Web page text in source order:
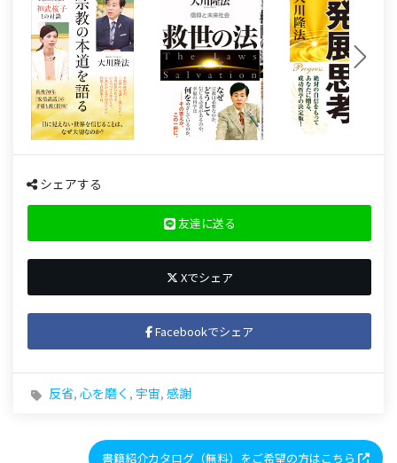
シェアする
友達に送る
Xでシェア
Facebookでシェア
反省, 心を磨く , 宇宙, 感謝
書籍紹介カタログ（無料）をご希望の方はこちら